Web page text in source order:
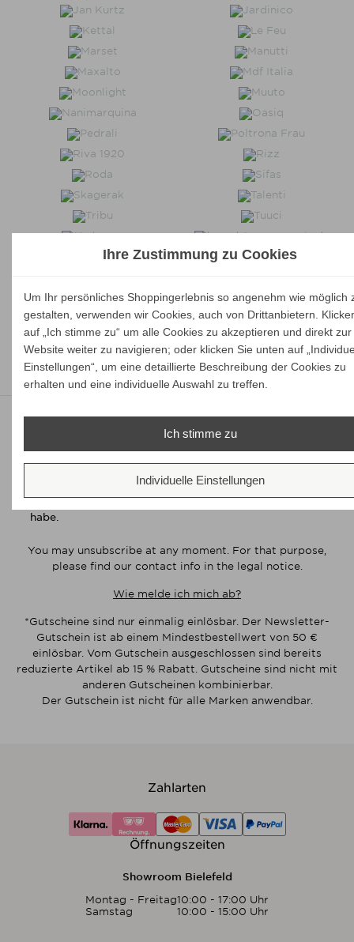
Newsletter
Abonnieren
Ich bestätige, dass ich die
gelesen
habe.
You may unsubscribe at any moment. For that purpose,
please find our contact info in the legal notice.
Wie melde ich mich ab?
*Gutscheine sind nur einmalig einlösbar. Der Newsletter-
Gutschein ist ab einem Mindestbestellwert von 50 €
einlösbar. Vom Gutschein ausgeschlossen sind bereits
reduzierte Artikel ab 15 % Rabatt. Gutscheine sind nicht mit
anderen Gutscheinen kombinierbar.
Der Gutschein ist nicht für alle Marken anwendbar.
Zahlarten
Öffnungszeiten
Showroom Bielefeld
Montag - Freitag10:00 - 17:00 Uhr
Samstag
10:00 - 15:00 Uhr
Ihre Zustimmung zu Cookies
Um Ihr persönliches Shoppingerlebnis so angenehm wie möglich
gestalten, verwenden wir Cookies, auch von Drittanbietern.
auf „Ich stimme zu“ um alle Cookies zu akzeptieren und direkt zur
Website weiter zu navigieren; oder klicken Sie unten auf
Einstellungen“, um eine detaillierte Beschreibung der Cookies zu
erhalten und eine individuelle Auswahl zu treffen.
Ich stimme zu
Individuelle Einstellungen